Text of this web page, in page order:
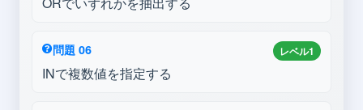
レベル1
問題 06
INで複数値を指定する